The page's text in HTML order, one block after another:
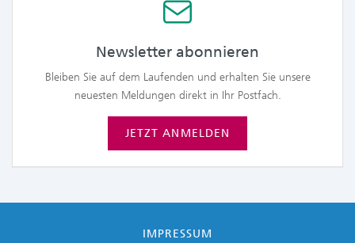
Newsletter abonnieren
Bleiben Sie auf dem Laufenden und erhalten Sie unsere
neuesten Meldungen direkt in Ihr Postfach.
JETZT ANMELDEN
IMPRESSUM